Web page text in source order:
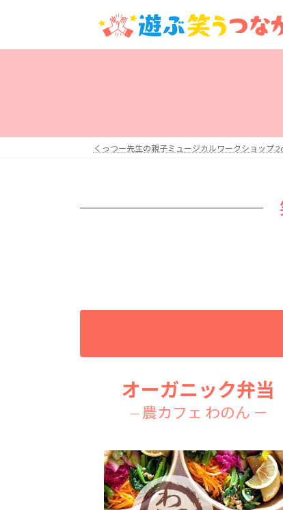
ッ
移
くっつー先生の親子ミュージカルワークショップ
オーガニック弁当
― 農カフェ わのん －